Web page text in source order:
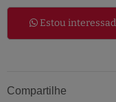
Estou
Compartilhe